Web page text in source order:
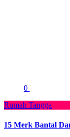
0
Rumah Tangga
15 Merk Bantal